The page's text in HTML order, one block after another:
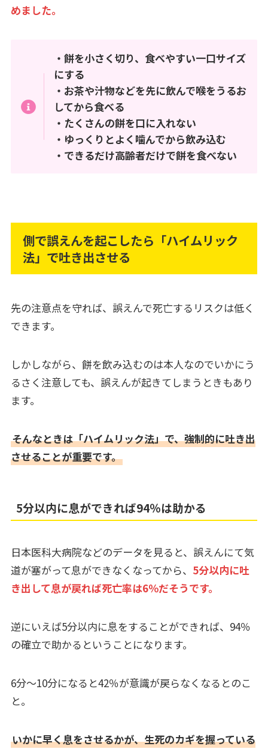
めました。
・餅を小さく切り、食べやすい一口サイズ
にする
・お茶や汁物などを先に飲んで喉をうるお
してから食べる
・たくさんの餅を口に入れない
・ゆっくりとよく噛んでから飲み込む
・できるだけ高齢者だけで餅を食べない
側で誤えんを起こしたら「ハイムリック
法」で吐き出させる
先の注意点を守れば、誤えんで死亡するリスクは低く
できます。
しかしながら、餅を飲み込むのは本人なのでいかにう
るさく注意しても、誤えんが起きてしまうときもあり
ます。
そんなときは「ハイムリック法」で、強制的に吐き出
させることが重要です。
5分以内に息ができれば94％は助かる
日本医科大病院などのデータを見ると、誤えんにて気
道が塞がって息ができなくなってから、 5分以内に吐
き出して息が戻れば死亡率は6％だそうです。
逆にいえば5分以内に息をすることができれば、94％
の確立で助かるということになります。
6分～10分になると42％が意識が戻らなくなるとのこ
と。
いかに早く息をさせるかが、生死のカギを握っている